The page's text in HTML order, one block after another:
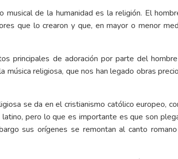
de la humanidad es la religión. El
que lo crearon y que, en mayor o menor
principales de adoración por parte del
religiosa, que nos han legado obras
se da en el cristianismo católico europeo,
pero lo que es importante es que son
sus orígenes se remontan al canto